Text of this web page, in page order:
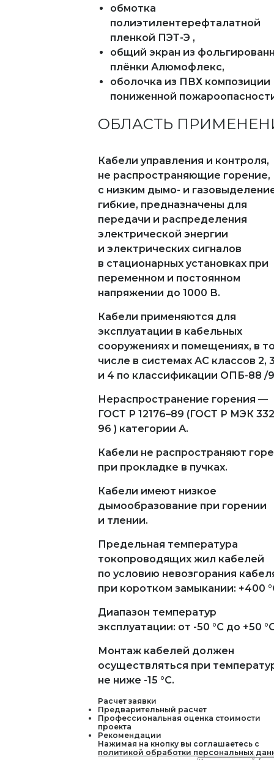
обмотка
полиэтилентерефталатной
пленкой ПЭТ-Э ,
общий экран из
плёнки Алюмофлекс,
оболочка из ПВХ композиции
пониженной
ОБЛАСТЬ
Кабели управления и контроля,
не распространяющие горение,
с низким дымо- и
гибкие, предназначены для
передачи и распределения
электрической энергии
и электрических сигналов
в стационарных установках при
переменном и постоянном
напряжении до 1000 В.
Кабели применяются для
эксплуатации в кабельных
сооружениях и помещениях, в
числе в системах АС классов 2,
и 4 по классификации ОПБ-88 /
Нераспространение горения —
ГОСТ Р 12176–89 (ГОСТ Р МЭК
96 ) категории А.
Кабели не распространяют
при прокладке в пучках.
Кабели имеют низкое
дымообразование при горении
и тлении.
Предельная температура
токопроводящих жил кабелей
по условию невозгорания
при коротком замыкании: +400
Диапазон температур
эксплуатации: от -50 °С до +50
Монтаж кабелей должен
осуществляться при
не ниже -15 °С.
Расчет заявки
Предварительный расчет
Профессиональная оценка стоимости
проекта
Рекомендации
Нажимая на кнопку вы соглашаетесь с
политикой обработки персональных